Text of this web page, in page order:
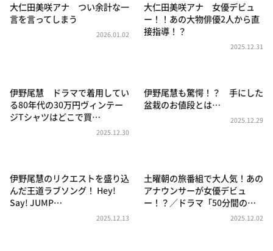
ザキ山小屋本館
大仁田美咲アナ つい余計な一
言を言ってしまう
2026.01.02
大仁田美咲アナ 女優デビュ
ー！！あの大物俳優2人から直
接指導！？
2025.12.31
伊野尾慧 ドラマで着用してい
る80年代の30万円ヴィンテー
ジTシャツはどこで買…
2025.12.30
伊野尾慧も驚愕！？ 手にした
盆栽のお値段とは…
2025.12.29
伊野尾慧のリクエストを盛り込
んだ王道ラブソング！ Hey!
Say! JUMP…
2025.12.13
土曜朝の旅番組で大人気！あの
アナウンサーが女優デビュ
ー！？／ドラマ「50分間の…
2025.12.02